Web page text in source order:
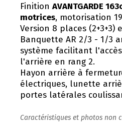
Finition AVANTGARDE
motrices, motorisation
Version 8 places
Banquette AR 2/3 - 1/3
système facilitant
l'arrière en rang 2.
Hayon arrière à
électriques, lunette
portes latérales
Caractéristiques et photos non